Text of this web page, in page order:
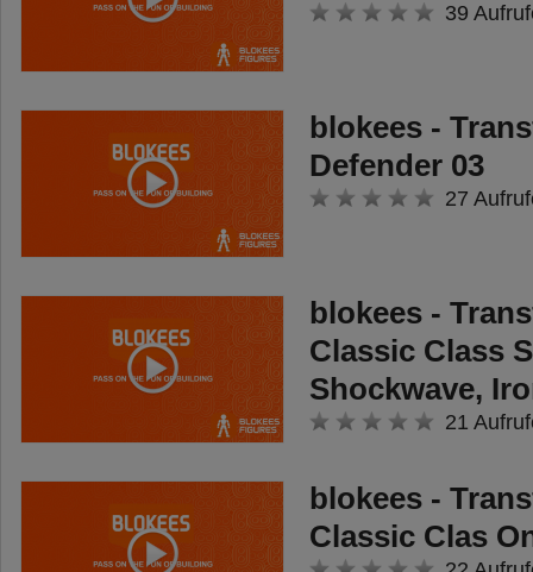
39
blokees -
Defender 03
27
blokees -
Classic Class
Shockwave,
21
blokees -
Classic Clas